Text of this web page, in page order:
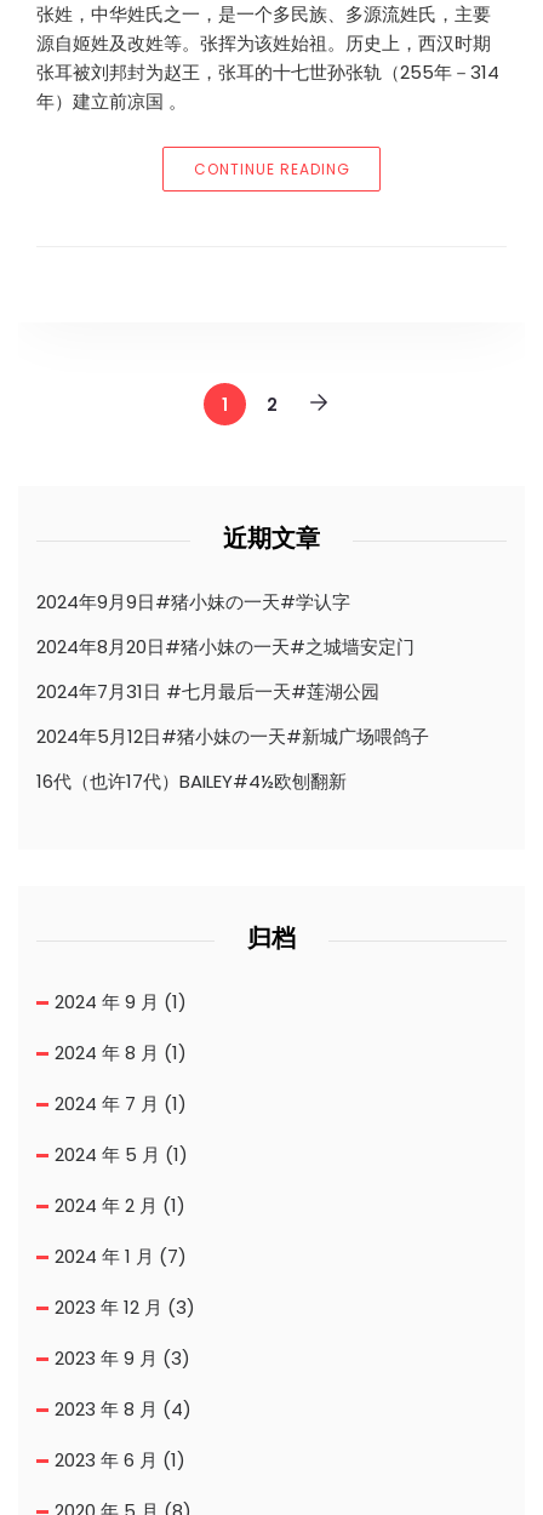
张姓，中华姓氏之一，是一个多民族、多源流姓氏，主要
源自姬姓及改姓等。张挥为该姓始祖。历史上，西汉时期
张耳被刘邦封为赵王，张耳的十七世孙张轨（255年－314
年）建立前凉国 。
CONTINUE READING“张姓简介”
1 2
近期文章
2024年9月9日#猪小妹の一天#学认字
2024年8月20日#猪小妹の一天#之城墙安定门
2024年7月31日 #七月最后一天#莲湖公园
2024年5月12日#猪小妹の一天#新城广场喂鸽子
16代（也许17代）BAILEY#4½欧刨翻新
归档
2024 年 9 月 (1)
2024 年 8 月 (1)
2024 年 7 月 (1)
2024 年 5 月 (1)
2024 年 2 月 (1)
2024 年 1 月 (7)
2023 年 12 月 (3)
2023 年 9 月 (3)
2023 年 8 月 (4)
2023 年 6 月 (1)